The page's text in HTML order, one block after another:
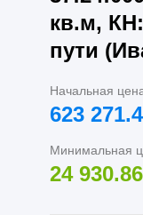
кв.м,
пути
Начальная
623
Минимальная
24 930.86